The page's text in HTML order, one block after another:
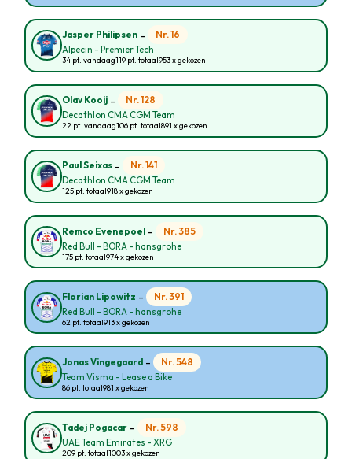
Jasper Philipsen - Nr. 16
Alpecin - Premier Tech
34 pt. vandaag119 pt. totaal953 x gekozen
Olav Kooij - Nr. 128
Decathlon CMA CGM Team
22 pt. vandaag106 pt. totaal891 x gekozen
Paul Seixas - Nr. 141
Decathlon CMA CGM Team
125 pt. totaal918 x gekozen
Remco Evenepoel - Nr. 385
Red Bull - BORA - hansgrohe
175 pt. totaal974 x gekozen
Florian Lipowitz - Nr. 391
Red Bull - BORA - hansgrohe
62 pt. totaal913 x gekozen
Jonas Vingegaard - Nr. 548
Team Visma - Lease a Bike
86 pt. totaal981 x gekozen
Tadej Pogacar - Nr. 598
UAE Team Emirates - XRG
209 pt. totaal1003 x gekozen